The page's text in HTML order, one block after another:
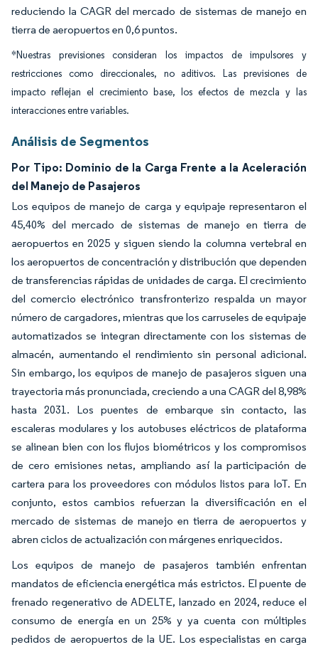
reduciendo la CAGR del mercado de sistemas de manejo en
tierra de aeropuertos en 0,6 puntos.
*Nuestras previsiones consideran los impactos de impulsores y
restricciones como direccionales, no aditivos. Las previsiones de
impacto reflejan el crecimiento base, los efectos de mezcla y las
interacciones entre variables.
Análisis de Segmentos
Por Tipo: Dominio de la Carga Frente a la Aceleración
del Manejo de Pasajeros
Los equipos de manejo de carga y equipaje representaron el
45,40% del mercado de sistemas de manejo en tierra de
aeropuertos en 2025 y siguen siendo la columna vertebral en
los aeropuertos de concentración y distribución que dependen
de transferencias rápidas de unidades de carga. El crecimiento
del comercio electrónico transfronterizo respalda un mayor
número de cargadores, mientras que los carruseles de equipaje
automatizados se integran directamente con los sistemas de
almacén, aumentando el rendimiento sin personal adicional.
Sin embargo, los equipos de manejo de pasajeros siguen una
trayectoria más pronunciada, creciendo a una CAGR del 8,98%
hasta 2031. Los puentes de embarque sin contacto, las
escaleras modulares y los autobuses eléctricos de plataforma
se alinean bien con los flujos biométricos y los compromisos
de cero emisiones netas, ampliando así la participación de
cartera para los proveedores con módulos listos para IoT. En
conjunto, estos cambios refuerzan la diversificación en el
mercado de sistemas de manejo en tierra de aeropuertos y
abren ciclos de actualización con márgenes enriquecidos.
Los equipos de manejo de pasajeros también enfrentan
mandatos de eficiencia energética más estrictos. El puente de
frenado regenerativo de ADELTE, lanzado en 2024, reduce el
consumo de energía en un 25% y ya cuenta con múltiples
pedidos de aeropuertos de la UE. Los especialistas en carga